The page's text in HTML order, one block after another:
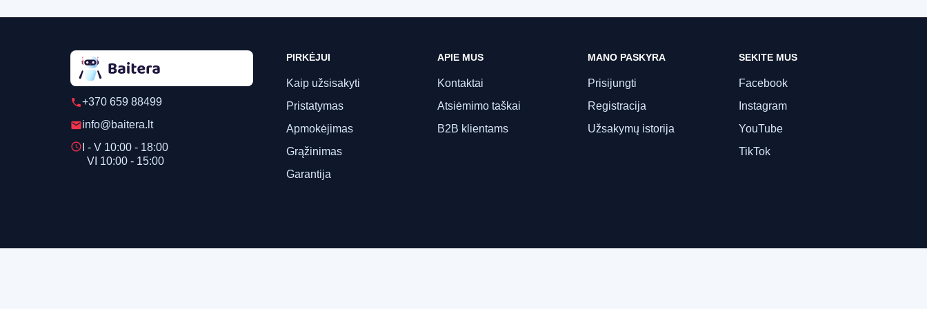
phone+370 659 88499
emailinfo@baitera.lt
schedule I - V 10:00 - 18:00
VI 10:00 - 15:00
PIRKĖJUI
Kaip užsisakyti
Pristatymas
Apmokėjimas
Grąžinimas
Garantija
APIE MUS
Kontaktai
Atsiėmimo taškai
B2B klientams
MANO PASKYRA
Prisijungti
Registracija
Užsakymų istorija
SEKITE MUS
Facebook
Instagram
YouTube
TikTok